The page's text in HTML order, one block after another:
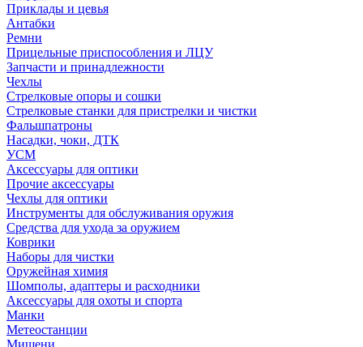
Приклады и цевья
Антабки
Ремни
Прицельные приспособления и ЛЦУ
Запчасти и принадлежности
Чехлы
Стрелковые опоры и сошки
Стрелковые станки для пристрелки и чистки
Фальшпатроны
Насадки, чоки, ДТК
УСМ
Аксессуары для оптики
Прочие аксессуары
Чехлы для оптики
Инструменты для обслуживания оружия
Средства для ухода за оружием
Коврики
Наборы для чистки
Оружейная химия
Шомполы, адаптеры и расходники
Аксессуары для охоты и спорта
Манки
Метеостанции
Мишени